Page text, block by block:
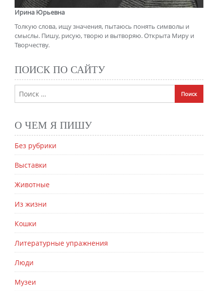
Ирина Юрьевна
Толкую слова, ищу значения, пытаюсь понять символы и
смыслы. Пишу, рисую, творю и вытворяю. Открыта Миру и
Творчеству.
ПОИСК ПО САЙТУ
О ЧЕМ Я ПИШУ
Без рубрики
Выставки
Животные
Из жизни
Кошки
Литературные упражнения
Люди
Музеи